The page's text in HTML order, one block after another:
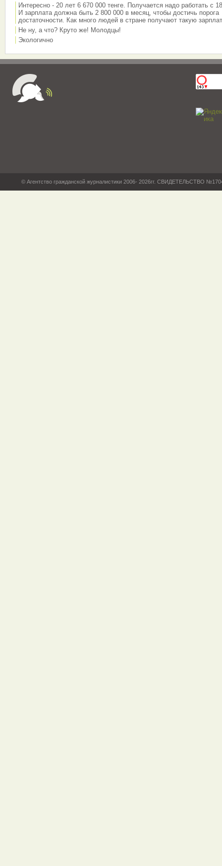
Интересно - 20 лет 6 670 000 тенге. Получается надо работать с
И зарплата должна быть 2 800 000 в месяц, чтобы достичь порога
достаточности. Как много людей в стране получают такую
Не ну, а что? Круто же! Молодцы!
Экологично
© Агентство гражданской журналистики 2006- 2026гг. СВИДЕТЕЛЬСТВО